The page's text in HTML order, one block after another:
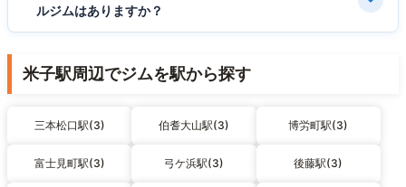
ルジムはありますか？
米子駅周辺でジムを駅から探す
三本松口駅(3) 伯耆大山駅(3) 博労町駅(3)
富士見町駅(3) 弓ケ浜駅(3) 後藤駅(3)